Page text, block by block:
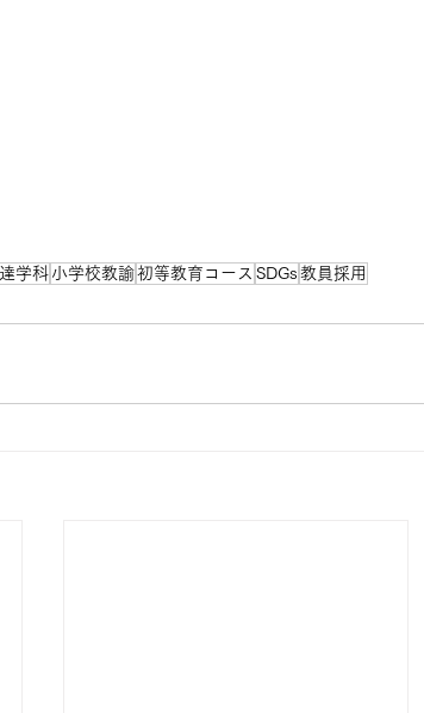
学科 小学校教諭初等教育コース SDGs 教員採用